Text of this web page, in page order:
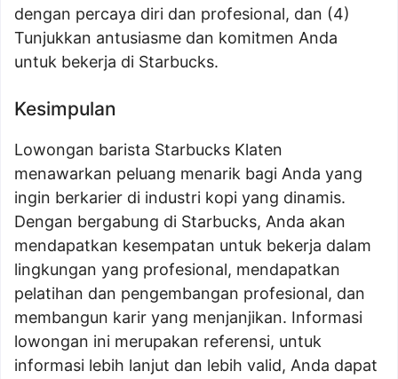
dengan percaya diri dan profesional, dan (4)
Tunjukkan antusiasme dan komitmen Anda
untuk bekerja di Starbucks.
Kesimpulan
Lowongan barista Starbucks Klaten
menawarkan peluang menarik bagi Anda yang
ingin berkarier di industri kopi yang dinamis.
Dengan bergabung di Starbucks, Anda akan
mendapatkan kesempatan untuk bekerja dalam
lingkungan yang profesional, mendapatkan
pelatihan dan pengembangan profesional, dan
membangun karir yang menjanjikan. Informasi
lowongan ini merupakan referensi, untuk
informasi lebih lanjut dan lebih valid, Anda dapat